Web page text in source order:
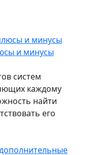
и минусы
систем
каждому
найти
его